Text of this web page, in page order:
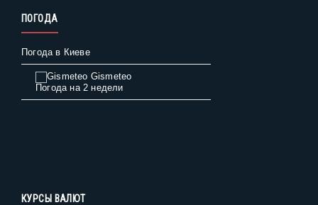
ПОГОДА
Погода в Киеве
Gismeteo
Погода на 2 недели
КУРСЫ ВАЛЮТ